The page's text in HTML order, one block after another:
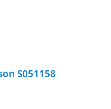
S051158